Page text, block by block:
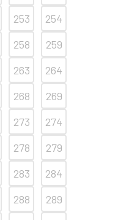
253
254
258
259
263
264
268
269
273
274
278
279
283
284
288
289